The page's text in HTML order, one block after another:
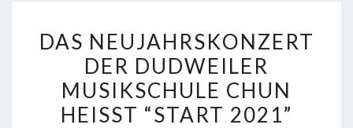
NEUJAHRSKONZERT
DER
DUDWEILER
MUSIKSCHULE
DAS NEUJAHRSKONZERT
DER DUDWEILER
MUSIKSCHULE CHUN
HEISST “START 2021”